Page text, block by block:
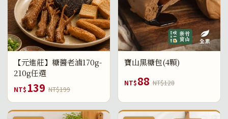
【元進莊】糖醬老滷170g-
210g任選
NT$ 139 NT$199
寶山黑糖包(4顆)
NT$88 NT$128